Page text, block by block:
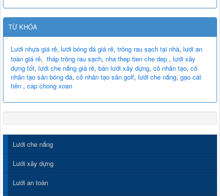
TỪ KHÓA
Lưới nhựa giá rẻ, lưới bóng đá giá rẻ, trồng rau sạch tại nhà, lưới an
toàn giá rẻ, tháp trồng rau sạch, nha thep tien che dep , lưới xây
dựng tốt, lưới che nắng giá rẻ, bán lưới xây dựng, cỏ nhân tạo, cỏ
nhân tạo sân bóng đá, cỏ nhân tạo sân golf, lưới che nắng, gạo cát
tiên , cap chong xoan
Lưới che nắng
Lưới xây dựng
Lưới an toàn